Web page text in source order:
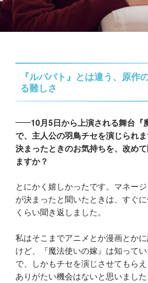
『ルパパト』とは違う、原作
る難しさ
10月5日から上演される舞台『
で、主人公の羽鳥チセを演じられ
決まったときのお気持ちを、改め
ますか？
とにかく嬉しかったです。マネー
が決まったと聞いたときは、すぐ
くらい聞き返しました。
私はそこまでアニメとか漫画とか
けど、『魔法使いの嫁』は知って
で、しかもチセを演じさせてもら
ありがたい機会はないと思いました